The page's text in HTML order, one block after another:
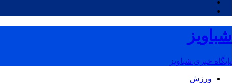
شباویز
پایگاه خبری شباویز
ورزش